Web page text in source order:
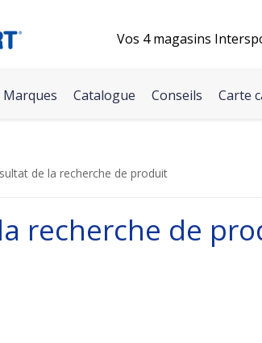
Vos 4 magasins
Marques Catalogue Conseils Carte
de la recherche de produit
recherche de